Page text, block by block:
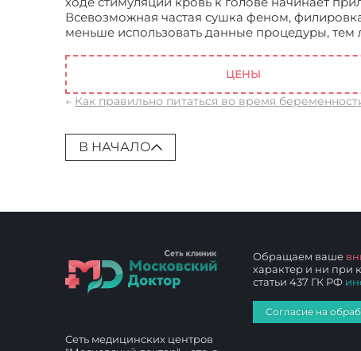
Всевозможная частая сушка феном,
меньше использовать данные процедуры, тем
ЦЕНЫ
← Как правильно питаться во время
В НАЧАЛО
Сеть медицинских центров
Обращаем ваше
характер и ни при
статьи 437 ГК РФ
Согласие на